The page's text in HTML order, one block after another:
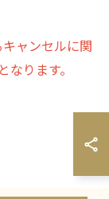
ャンセルに関
ります。